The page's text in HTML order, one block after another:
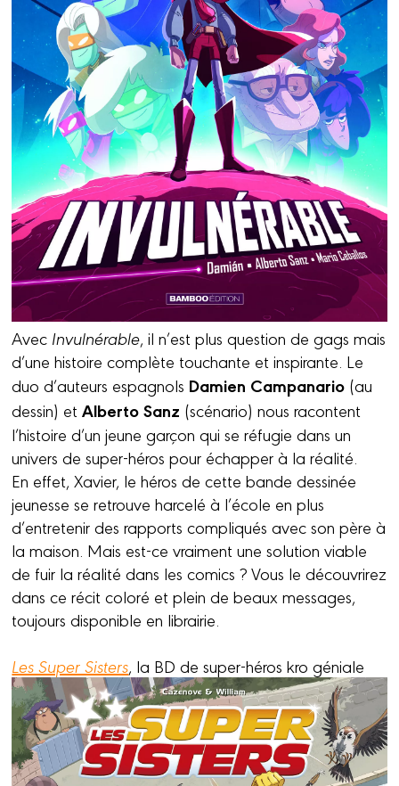
Avec Invulnérable, il n’est plus question de gags mais
d’une histoire complète touchante et inspirante. Le
duo d’auteurs espagnols Damien Campanario (au
dessin) etAlberto Sanz (scénario) nous racontent
l’histoire d’un jeune garçon qui se réfugie dans un
univers de super-héros pour échapper à la réalité.
En effet, Xavier, le héros de cette bande dessinée
jeunesse se retrouve harcelé à l’école en plus
d’entretenir des rapports compliqués avec son père à
la maison. Mais est-ce vraiment une solution viable
de fuir la réalité dans les comics ? Vous le découvrirez
dans ce récit coloré et plein de beaux messages,
toujours disponible en librairie.
Les Super Sisters, la BD de super-héros kro géniale